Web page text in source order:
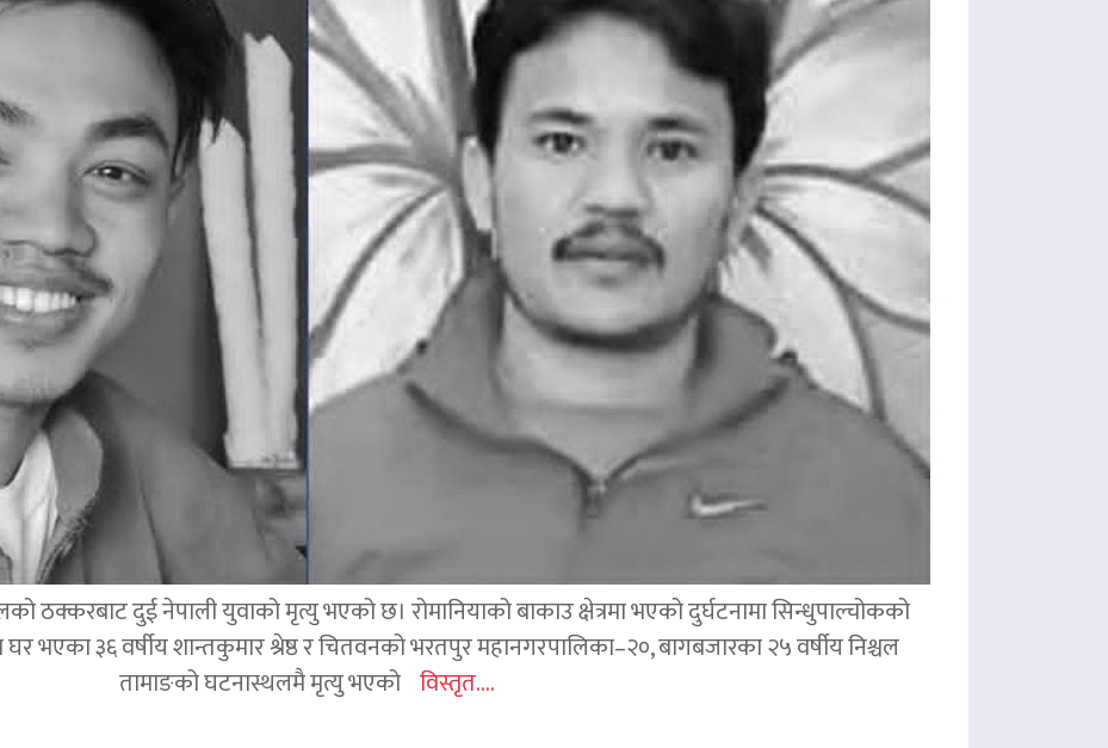
ठक्करबाट दुई नेपाली युवाको मृत्यु भएको छ। रोमानियाको बाकाउ क्षेत्रमा भएको दुर्घटनामा सिन्धुपाल्चोकको
घर भएका ३६ वर्षीय शान्तकुमार श्रेष्ठ र चितवनको भरतपुर महानगरपालिका–२०, बागबजारका २५ वर्षीय निश्चल
तामाङको घटनास्थलमै मृत्यु भएको विस्तृत....